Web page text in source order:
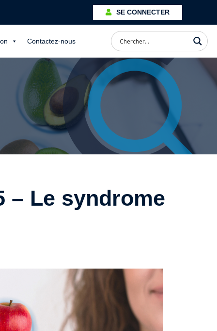
SE CONNECTER
Contactez-nous
– Le syndrome